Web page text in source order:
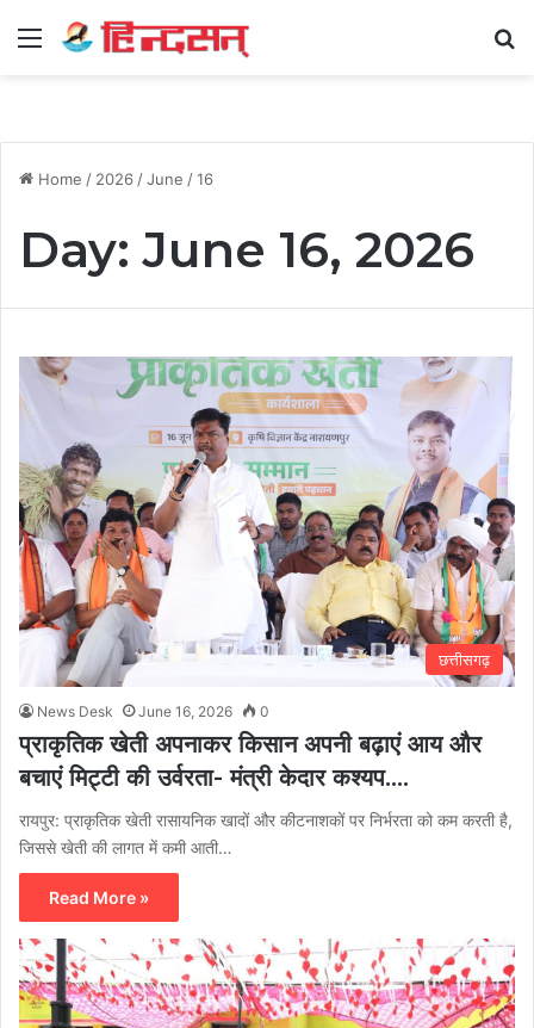
Menu
Home / 2026 /June /16
Day:June 16, 2026
छत्तीसगढ़
News Desk June 16, 2026 0
प्राकृतिक खेती अपनाकर किसान अपनी बढ़ाएं आय और
बचाएं मिट्टी की उर्वरता- मंत्री केदार कश्यप….
रायपुर: प्राकृतिक खेती रासायनिक खादों और कीटनाशकों पर निर्भरता को कम करती है,
जिससे खेती की लागत में कमी आती…
Read More »